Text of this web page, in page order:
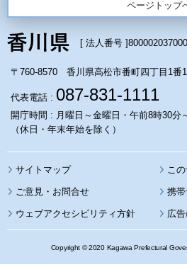
ページトップ
[ 法人番号 ]
〒760-8570 香川県高松市番町四丁目1番
代表電話 : 087-831-1111
開庁時間 : 月曜日～金曜日・午前8時30分
（休日・年末年始を除く）
サイトマップ こ
携帯
ウェブアクセシビリティ方針 広
Copyright © 2020 Kagawa Prefectural